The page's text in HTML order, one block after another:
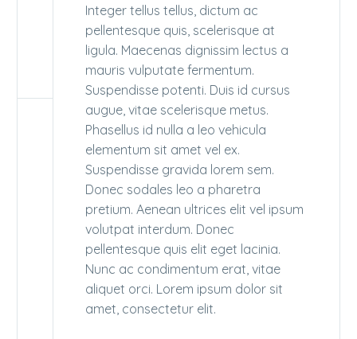
Integer tellus tellus, dictum ac
pellentesque quis, scelerisque at
ligula. Maecenas dignissim lectus a
mauris vulputate fermentum.
Suspendisse potenti. Duis id cursus
augue, vitae scelerisque metus.
Phasellus id nulla a leo vehicula
elementum sit amet vel ex.
Suspendisse gravida lorem sem.
Donec sodales leo a pharetra
pretium. Aenean ultrices elit vel ipsum
volutpat interdum. Donec
pellentesque quis elit eget lacinia.
Nunc ac condimentum erat, vitae
aliquet orci. Lorem ipsum dolor sit
amet, consectetur elit.